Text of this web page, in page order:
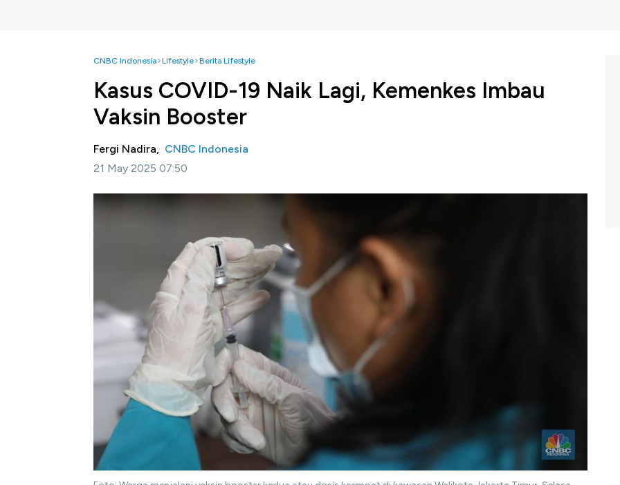
CNBC Indonesia Lifestyle Berita Lifestyle
Kasus COVID-19 Naik Lagi, Kemenkes Imbau
Vaksin Booster
Fergi Nadira, CNBC Indonesia
21 May 2025 07:50